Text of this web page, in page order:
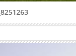
_8251263